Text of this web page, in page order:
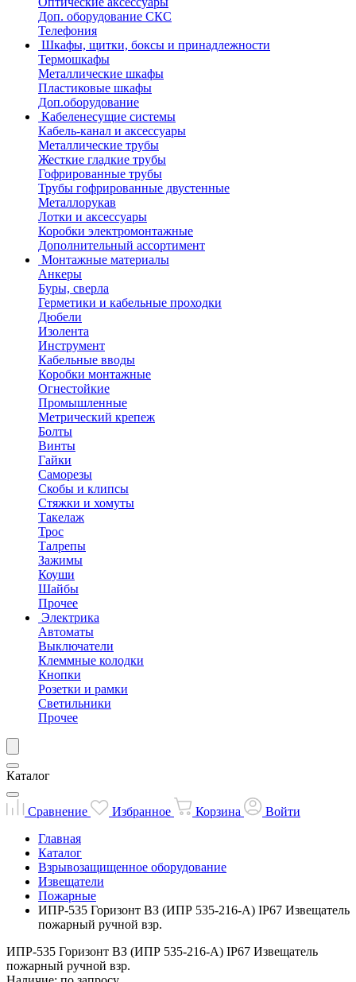
Доп. оборудование СКС
Телефония
Шкафы, щитки, боксы и принадлежности
Термошкафы
Металлические шкафы
Пластиковые шкафы
Доп.оборудование
Кабеленесущие системы
Кабель-канал и аксессуары
Металлические трубы
Жесткие гладкие трубы
Гофрированные трубы
Трубы гофрированные двустенные
Металлорукав
Лотки и аксессуары
Коробки электромонтажные
Дополнительный ассортимент
Монтажные материалы
Анкеры
Буры, сверла
Герметики и кабельные проходки
Дюбели
Изолента
Инструмент
Кабельные вводы
Коробки монтажные
Огнестойкие
Промышленные
Метрический крепеж
Болты
Винты
Гайки
Саморезы
Скобы и клипсы
Стяжки и хомуты
Такелаж
Трос
Талрепы
Зажимы
Коуши
Шайбы
Прочее
Электрика
Автоматы
Выключатели
Клеммные колодки
Кнопки
Розетки и рамки
Светильники
Прочее
Каталог
Сравнение Избранное Корзина
Войти
Главная
Каталог
Взрывозащищенное оборудование
Извещатели
Пожарные
ИПР-535 Горизонт ВЗ (ИПР 535-216-А) IP67 Извещатель
пожарный ручной взр.
ИПР-535 Горизонт ВЗ (ИПР 535-216-А) IP67 Извещатель
пожарный ручной взр.